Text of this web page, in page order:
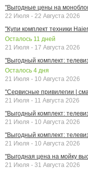
"Выгодные цены на
22 Июля - 22 Августа 2026
"Купи комплект техники
Осталось 11 дней
21 Июля - 17 Августа 2026
"Выгодный комплект:
Осталось 4 дня
21 Июля - 10 Августа 2026
"Сервисные привилегии |
21 Июля - 11 Августа 2026
"Выгодный комплект:
21 Июля - 10 Августа 2026
"Выгодный комплект:
21 Июля - 10 Августа 2026
"Выгодная цена на мойку
21 Июля - 31 Августа 2026